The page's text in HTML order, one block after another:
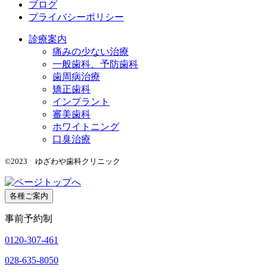
ブログ
プライバシーポリシー
診療案内
痛みの少ない治療
一般歯科、予防歯科
歯周病治療
矯正歯科
インプラント
審美歯科
ホワイトニング
口臭治療
©2023 ゆざわや歯科クリニック
各種ご案内
事前予約制
0120-307-461
028-635-8050